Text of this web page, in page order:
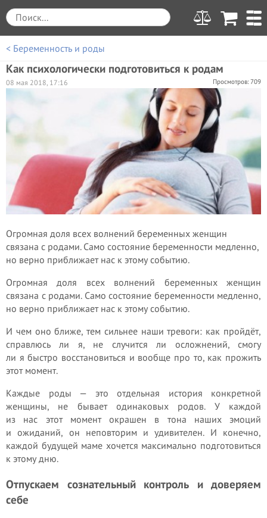
< Беременность и роды
Как психологически подготовиться к родам
Просмотров: 709
08 мая 2018, 17:16
Огромная доля всех волнений беременных женщин
связана с родами. Само состояние беременности медленно,
но верно приближает нас к этому событию.
Огромная доля всех волнений беременных женщин
связана с родами. Само состояние беременности медленно,
но верно приближает нас к этому событию.
И чем оно ближе, тем сильнее наши тревоги: как пройдёт,
справлюсь ли я, не случится ли осложнений, смогу
ли я быстро восстановиться и вообще про то, как прожить
этот момент.
Каждые роды — это отдельная история конкретной
женщины, не бывает одинаковых родов. У каждой
из нас этот момент окрашен в тона наших эмоций
и ожиданий, он неповторим и удивителен. И конечно,
каждой будущей маме хочется максимально подготовиться
к этому дню.
Отпускаем сознательный контроль и доверяем
себе